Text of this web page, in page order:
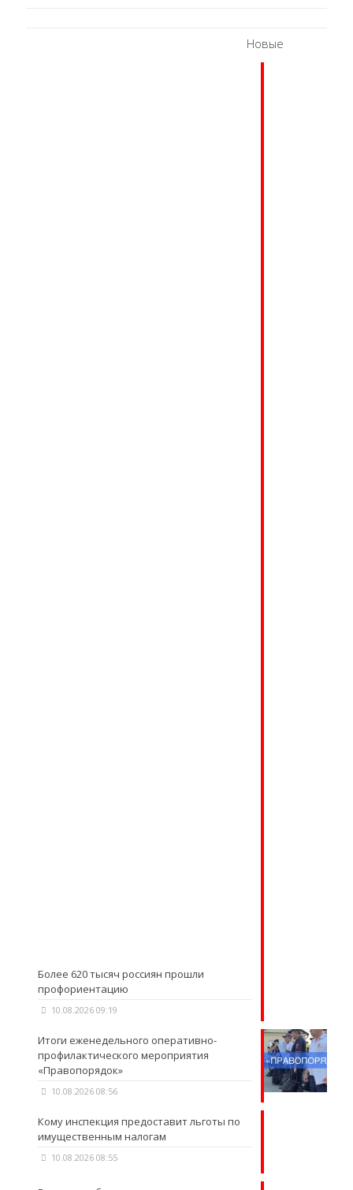
Новые
Более 620 тысяч россиян прошли
профориентацию
10.08.2026 09:19
Итоги еженедельного оперативно-
профилактического мероприятия
«Правопорядок»
10.08.2026 08:56
Кому инспекция предоставит льготы по
имущественным налогам
10.08.2026 08:55